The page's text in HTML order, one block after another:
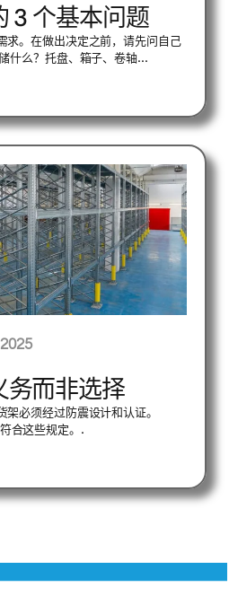
3 个基本问题
求。在做出决定之前，请先问自己
什么？托盘、箱子、卷轴...
务而非选择
必须经过防震设计和认证。
合这些规定。.